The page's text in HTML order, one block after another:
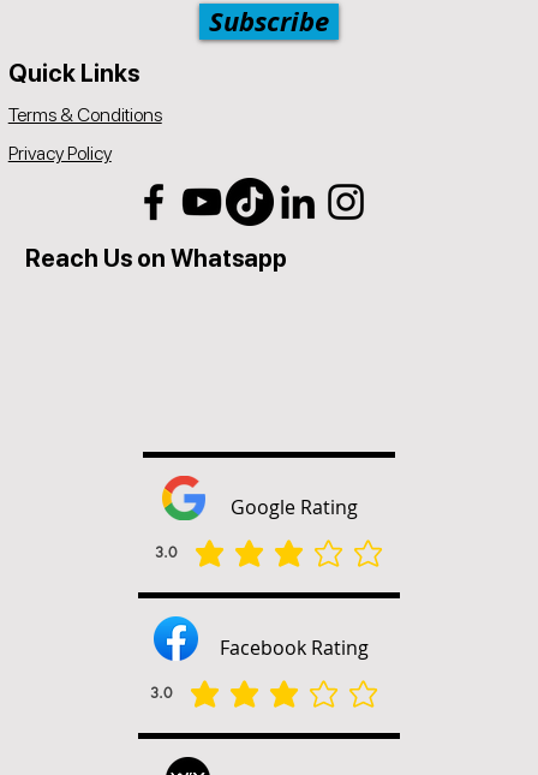
Subscribe
Quick Links
Terms & Conditions
Privacy Policy
Reach Us on Whatsapp
Google Rating
3.0
la note moyenne est 3 sur 5
Facebook Rating
3.0
la note moyenne est 3 sur 5